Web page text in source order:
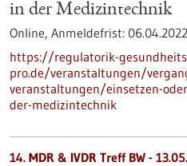
in der Medizintechnik
Online, Anmeldefrist:
https://regulatorik-
pro.de/veranstaltungen/
veranstaltungen/einsetzen-
der-medizintechnik
14. MDR & IVDR Treff BW -